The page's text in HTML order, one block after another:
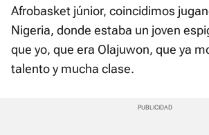
Afrobasket júnior, coincidimos
Nigeria, donde estaba un joven
que yo, que era Olajuwon, que ya
talento y mucha clase.